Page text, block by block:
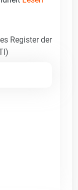
Register der